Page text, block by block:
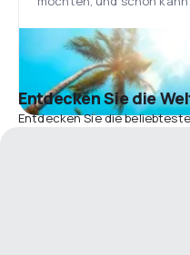
Entdecken Sie die
Entdecken Sie die